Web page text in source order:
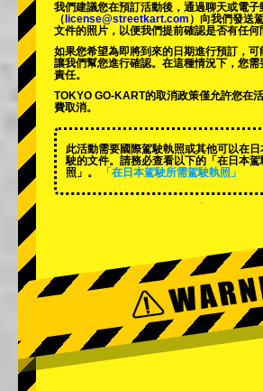
我們建議您在預訂活動後，通過聊天或電子
（ license@streetkart.com ）向我們發送
文件的照片，以便我們提前確認是否有任何
如果您希望為即將到來的日期進行預訂，可
讓我們幫您進行確認。在這種情況下，您
責任。
TOKYO GO-KART的取消政策僅允許您在
費取消。
此活動需要國際駕駛執照或其他可以在
駛的文件。請務必查看以下的「在日本
照」。
「在日本駕駛所需駕駛執照」